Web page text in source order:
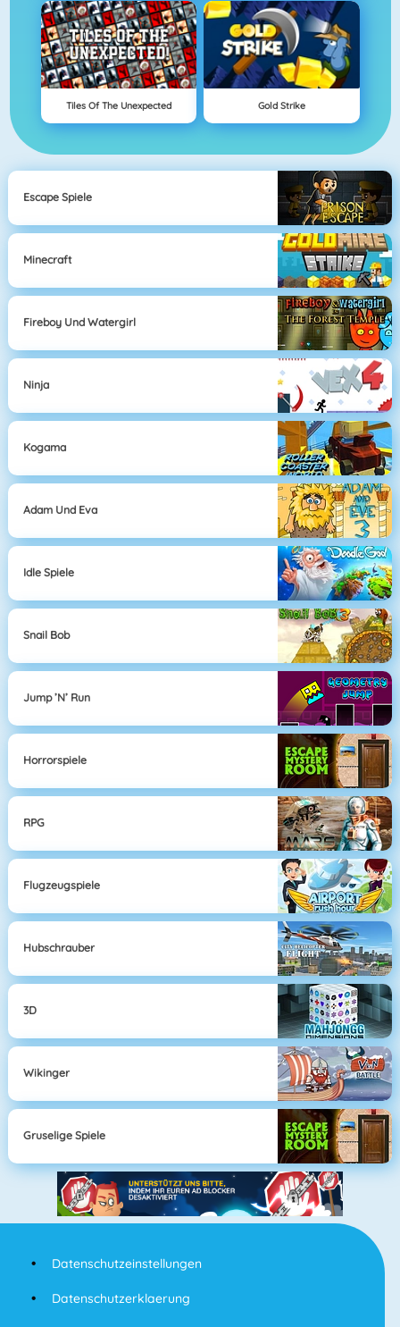
Tiles Of The Unexpected Gold Strike
Escape Spiele
Minecraft
Fireboy Und Watergirl
Ninja
Kogama
Adam Und Eva
Idle Spiele
Snail Bob
Jump ’n’ Run
Horrorspiele
RPG
Flugzeugspiele
Hubschrauber
3D
Wikinger
Gruselige Spiele
Datenschutzeinstellungen
Datenschutzerklaerung